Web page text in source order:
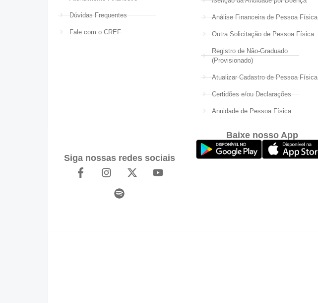
Dúvidas Frequentes
Fale com o CREF
Análise Financeira de Pessoa Física
Outra Solicitação de Pessoa Física
Registro de Não-Graduado
(Provisionado)
Atualizar Cadastro de Pessoa Física
Certidões e/ou Declarações
Anuidade de Pessoa Física
Siga nossas redes sociais
Baixe nosso App